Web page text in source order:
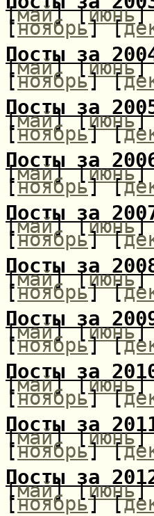
[май] [июнь]
[ноябрь] [
Посты за
[май] [июнь]
[ноябрь] [
Посты за
[май] [июнь]
[ноябрь] [
Посты за
[май] [июнь]
[ноябрь] [
Посты за
[май] [июнь]
[ноябрь] [
Посты за
[май] [июнь]
[ноябрь] [
Посты за
[май] [июнь]
[ноябрь] [
Посты за
[май] [июнь]
[ноябрь] [
Посты за
[май] [июнь]
[ноябрь] [
Посты за
[май] [июнь]
[ноябрь] [